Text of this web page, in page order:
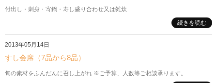
付出し・刺身・寄鍋・寿し盛り合わせ又は雑炊
続きを読む
2013年05月14日
すし会席（7品から8品）
旬の素材をふんだんに召し上がれ ※ご予算、人数等ご相談承ります。